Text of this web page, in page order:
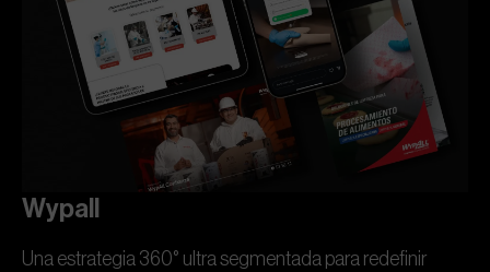
Wypall
Una estrategia 360° ultra segmentada para redefinir